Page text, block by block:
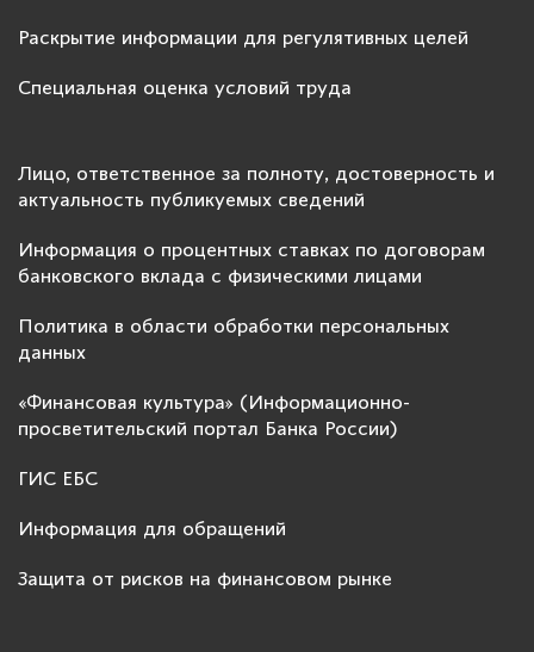
Раскрытие информации для регулятивных целей
Специальная оценка условий труда
Лицо, ответственное за полноту, достоверность и
актуальность публикуемых сведений
Информация о процентных ставках по договорам
банковского вклада с физическими лицами
Политика в области обработки персональных
данных
«Финансовая культура» (Информационно-
просветительский портал Банка России)
ГИС ЕБС
Информация для обращений
Защита от рисков на финансовом рынке